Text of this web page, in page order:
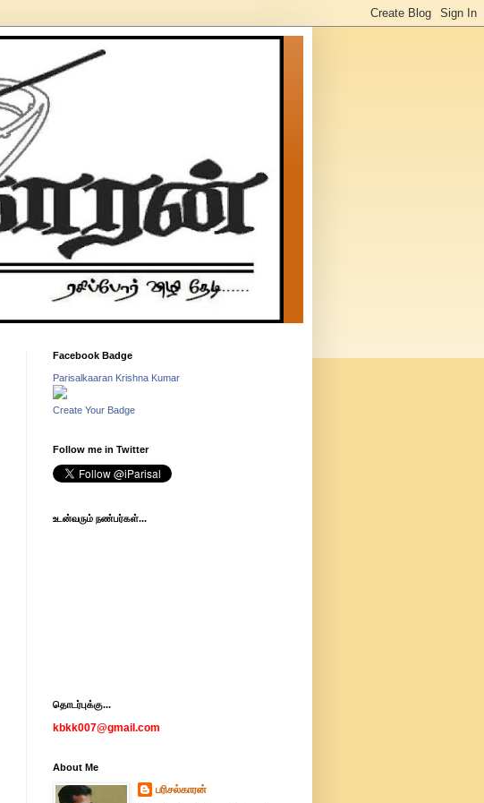
Facebook Badge
Parisalkaaran Krishna Kumar
Create Your Badge
Follow me in Twitter
உடன்வரும் நண்பர்கள்...
தொடர்புக்கு...
kbkk007@gmail.com
About Me
பரிசல்காரன்